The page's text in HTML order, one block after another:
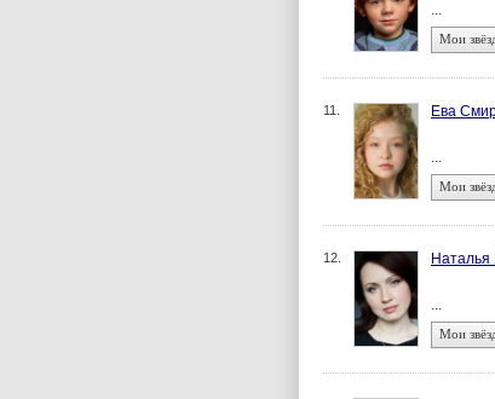
...
Мои
11. Ева
...
Мои
12.
...
Мои